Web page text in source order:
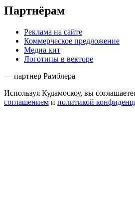
Партнёрам
Реклама на сайте
Коммерческое предложение
Медиа кит
Логотипы в векторе
— партнер Рамблера
Используя Кудамоскоу, вы
соглашением и политикой